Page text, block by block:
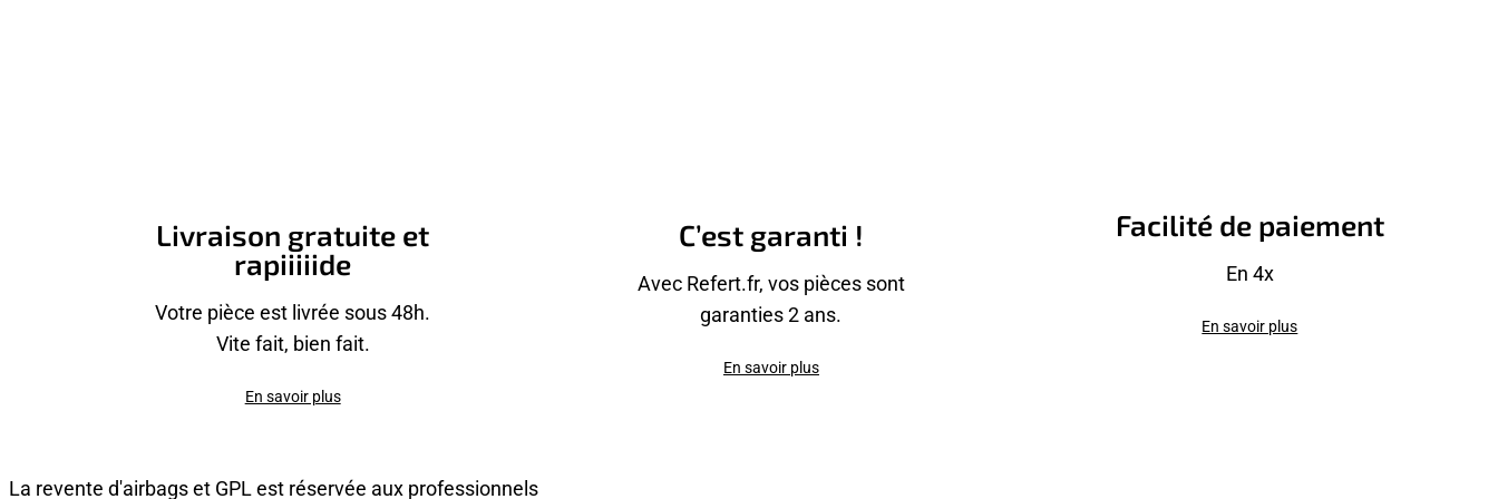
Livraison gratuite et
rapiiiiide
Votre pièce est livrée sous 48h.
Vite fait, bien fait.
En savoir plus
C’est garanti !
Avec Refert.fr, vos pièces sont
garanties 2 ans.
En savoir plus
Facilité de paiement
En 4x
En savoir plus
La revente d'airbags et GPL est réservée aux professionnels